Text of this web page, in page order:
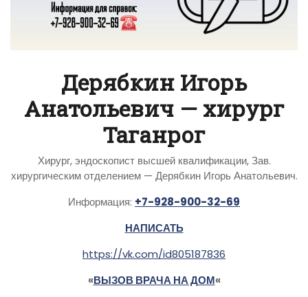
Дерябкин Игорь
Анатольевич — хирург
Таганрог
Хирург, эндоскопист высшей квалификации, Зав.
хирургическим отделением — Дерябкин Игорь Анатольевич.
Информация: +7-928-900-32-69
НАПИСАТЬ
https://vk.com/id805187836
«ВЫЗОВ ВРАЧА НА ДОМ«